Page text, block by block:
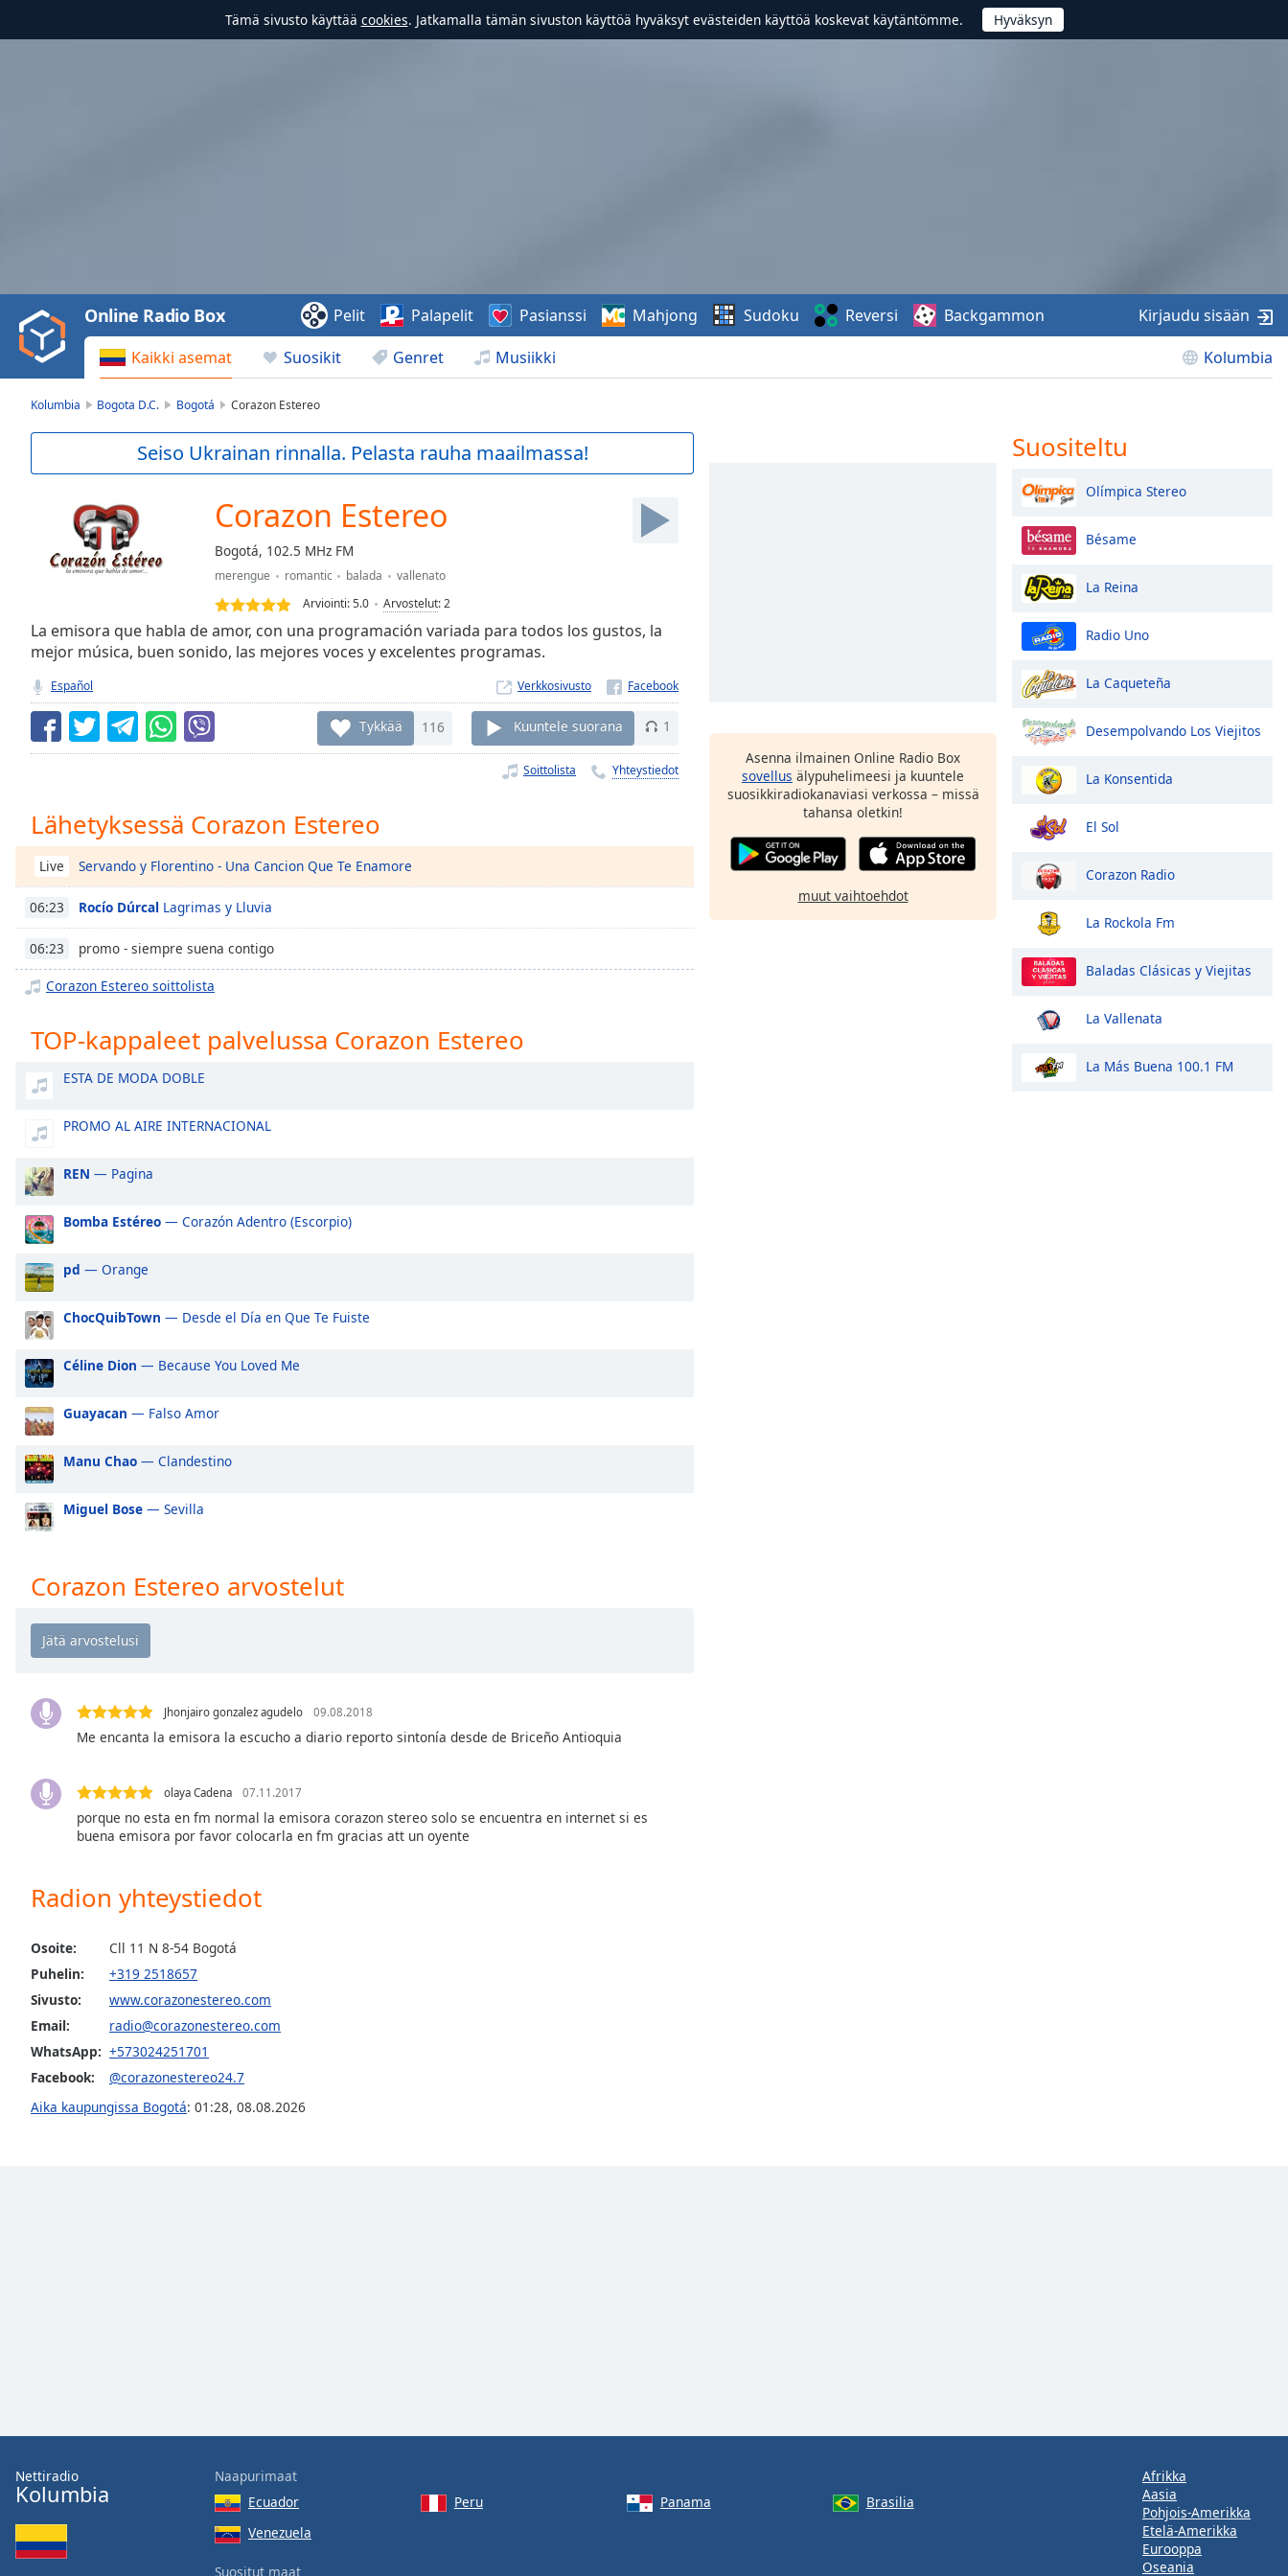
Tämä sivusto käyttää cookies. Jatkamalla tämän sivuston käyttöä hyväksyt evästeiden käyttöä koskevat käytäntömme.
Video
Play
Backward
Skip
Current
Seek to
currently
LIVE
Remaining
Playback
Rate
Chapters
Chapters
descriptions
off,
Subtitles
subtitles
opens
settings
dialog
subtitles
off
selected
Audio
Track
in-
Picture
This
modal
window.
dialog
Escape
close
Background
Color
Opacity
Caption
Area
Font
Close
Kaikki asemat Suosikit Genret Musiikki Kolumbia
Online Radio Box Pelit Palapelit Pasianssi Mahjong Sudoku Reversi Backgammon Kirjaudu sisään
Kolumbia Bogota D.C. Bogotá Corazon Estereo
Seiso Ukrainan rinnalla. Pelasta rauha maailmassa!
Corazon Estereo
Bogotá, 102.5 MHz FM
merengue romantic balada
vallenato
Arviointi:5.0 Arvostelut:2
La emisora que habla de amor, con una programación variada para todos los gustos, la
mejor música, buen sonido, las mejores voces y excelentes programas.
Español Verkkosivusto
Tykkää 116 Kuuntele suorana 1
Soittolista Yhteystiedot
Lähetyksessä Corazon Estereo
Live Servando y Florentino - Una Cancion Que Te Enamore
06:23 Rocío Dúrcal Lagrimas y Lluvia
06:23 promo - siempre suena contigo
Corazon Estereo soittolista
TOP-kappaleet palvelussa Corazon Estereo
ESTA DE MODA DOBLE
PROMO AL AIRE INTERNACIONAL
REN — Pagina
Bomba Estéreo — Corazón Adentro (Escorpio)
pd — Orange
ChocQuibTown — Desde el Día en Que Te Fuiste
Céline Dion — Because You Loved Me
Guayacan — Falso Amor
Manu Chao — Clandestino
Miguel Bose — Sevilla
Corazon Estereo arvostelut
Jhonjairo gonzalez agudelo 09.08.2018
Me encanta la emisora la escucho a diario reporto sintonía desde de Briceño Antioquia
olaya Cadena 07.11.2017
porque no esta en fm normal la emisora corazon stereo solo se encuentra en internet si es
buena emisora por favor colocarla en fm gracias att un oyente
Radion yhteystiedot
Osoite:
Cll 11 N 8-54 Bogotá
Puhelin:
+319 2518657
Sivusto:
www.corazonestereo.com
Email:
radio@corazonestereo.com
WhatsApp: +573024251701
Facebook:
@corazonestereo24.7
Aika kaupungissa Bogotá: 01:28, 08.08.2026
Asenna ilmainen Online Radio Box
sovellus älypuhelimeesi ja kuuntele
suosikkiradiokanaviasi verkossa – missä
tahansa oletkin!
muut vaihtoehdot
Suositeltu
Olímpica Stereo
Bésame
La Reina
Radio Uno
La Caqueteña
Desempolvando Los Viejitos
La Konsentida
El Sol
Corazon Radio
La Rockola Fm
Baladas Clásicas y Viejitas
La Vallenata
La Más Buena 100.1 FM
Nettiradio
Kolumbia
Naapurimaat
Ecuador
Peru Panama
Brasilia
Venezuela
Suositut maat
Afrikka
Aasia
Pohjois-Amerikka
Etelä-Amerikka
Eurooppa
Oseania